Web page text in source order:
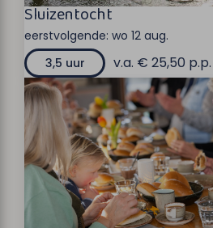
Sluizentocht
eerstvolgende: wo 12 aug.
3,5 uur
v.a. € 25,50 p.p.